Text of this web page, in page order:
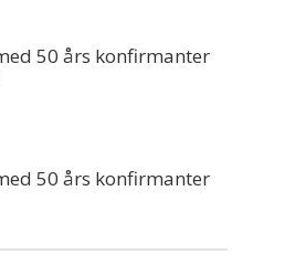
50 års konfirmanter
50 års konfirmanter